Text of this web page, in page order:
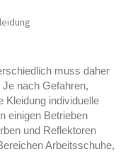
muss daher
nach Gefahren,
Kleidung individuelle
einigen Betrieben
und Reflektoren
Arbeitsschuhe,